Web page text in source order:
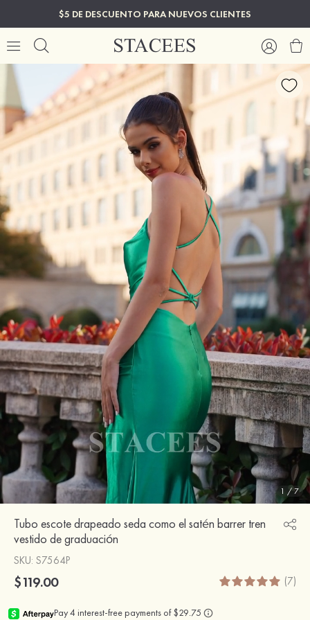
$5 DE DESCUENTO PARA NUEVOS CLIENTES
1 /7
Tubo escote drapeado seda como el satén barrer tren
vestido de graduación
SKU: S7564P
$119.00 (7)